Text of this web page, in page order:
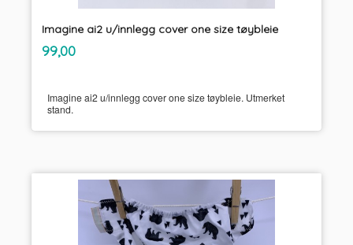
Imagine ai2 u/innlegg cover one size tøybleie
Pris
99,00mva.
Imagine ai2 u/innlegg cover one size tøybleie. Utmerket
stand.